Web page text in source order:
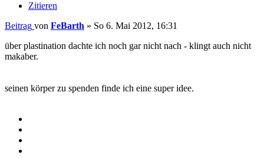
Zitieren
Beitrag von FeBarth » So 6. Mai 2012, 16:31
über plastination dachte ich noch gar nicht nach - klingt auch nicht
makaber.
seinen körper zu spenden finde ich eine super idee.